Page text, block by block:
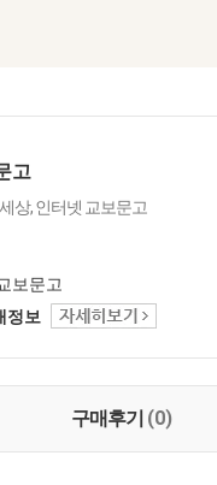
고
상, 인터넷 교보문고
보문고
정보
구매후기 (0)